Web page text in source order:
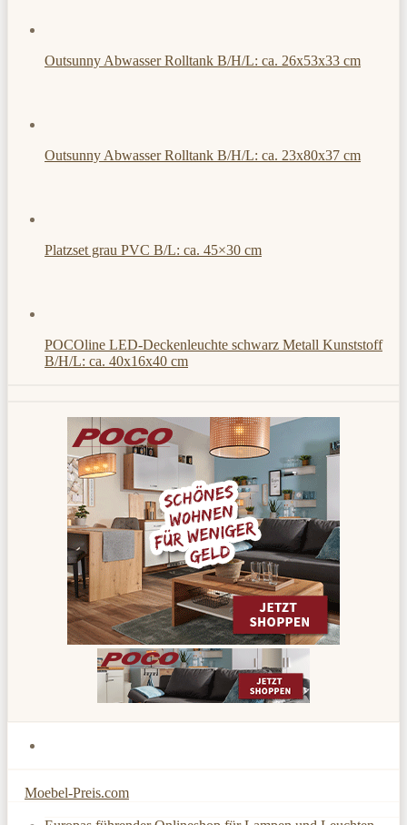
Outsunny Abwasser Rolltank B/H/L: ca. 26x53x33 cm
Outsunny Abwasser Rolltank B/H/L: ca. 23x80x37 cm
Platzset grau PVC B/L: ca. 45×30 cm
POCOline LED-Deckenleuchte schwarz Metall Kunststoff
B/H/L: ca. 40x16x40 cm
Moebel-Preis.com